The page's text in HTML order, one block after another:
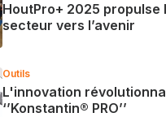
HoutPro+ 2025 propulse
secteur vers l’avenir
Outils
L'innovation
‘’Konstantin® PRO’’